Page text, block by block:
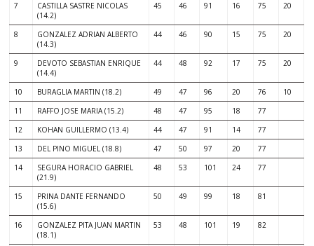
7
CASTILLA SASTRE NICOLAS
(14.2)
45 46 91 16 75 20
8
GONZALEZ ADRIAN ALBERTO
(14.3)
44 46 90 15 75 20
9
DEVOTO SEBASTIAN ENRIQUE
(14.4)
44 48 92 17 75 20
10 BURAGLIA MARTIN (18.2) 49 47 96 20 76
10
11
RAFFO JOSE MARIA (15.2) 48 47 95 18
77
12
KOHAN GUILLERMO (13.4) 44 47 91 14
77
13
DEL PINO MIGUEL (18.8) 47 50 97 20
77
14
SEGURA HORACIO GABRIEL
(21.9)
48 53 101 24 77
15
PRINA DANTE FERNANDO
(15.6)
50 49 99 18 81
16
GONZALEZ PITA JUAN MARTIN
(18.1)
53 48 101 19 82